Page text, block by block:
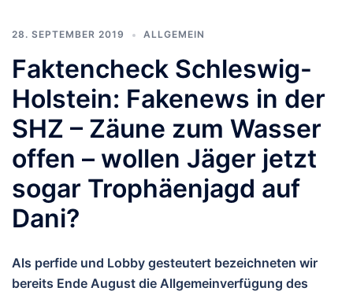
28. SEPTEMBER 2019 ALLGEMEIN
Faktencheck Schleswig-
Holstein: Fakenews in der
SHZ – Zäune zum Wasser
offen – wollen Jäger jetzt
sogar Trophäenjagd auf
Dani?
Als perfide und Lobby gesteutert bezeichneten wir
bereits Ende August die Allgemeinverfügung des